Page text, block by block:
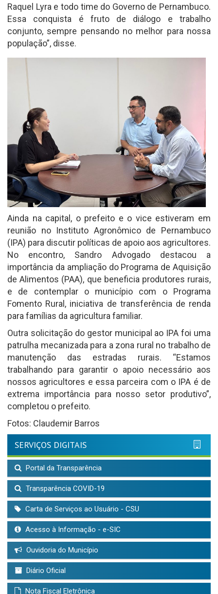
Raquel Lyra e todo time do Governo de Pernambuco.
Essa conquista é fruto de diálogo e trabalho
conjunto, sempre pensando no melhor para nossa
população”, disse.
Ainda na capital, o prefeito e o vice estiveram em
reunião no Instituto Agronômico de Pernambuco
(IPA) para discutir políticas de apoio aos agricultores.
No encontro, Sandro Advogado destacou a
importância da ampliação do Programa de Aquisição
de Alimentos (PAA), que beneficia produtores rurais,
e de contemplar o município com o Programa
Fomento Rural, iniciativa de transferência de renda
para famílias da agricultura familiar.
Outra solicitação do gestor municipal ao IPA foi uma
patrulha mecanizada para a zona rural no trabalho de
manutenção das estradas rurais. “Estamos
trabalhando para garantir o apoio necessário aos
nossos agricultores e essa parceira com o IPA é de
extrema importância para nosso setor produtivo”,
completou o prefeito.
Fotos: Claudemir Barros
SERVIÇOS DIGITAIS
Portal da Transparência
Transparência COVID-19
Carta de Serviços ao Usuário - CSU
Acesso à Informação - e-SIC
Ouvidoria do Município
Diário Oficial
Nota Fiscal Eletrônica